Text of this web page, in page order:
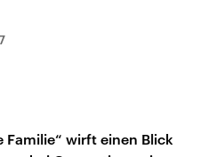
Familie“ wirft einen Blick